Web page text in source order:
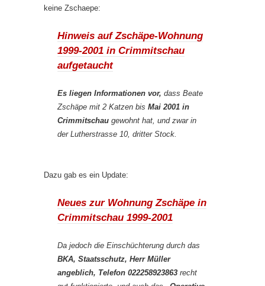
keine Zschaepe:
Hinweis auf Zschäpe-Wohnung
1999-2001 in Crimmitschau
aufgetaucht
Es liegen Informationen vor, dass Beate
Zschäpe mit 2 Katzen bis Mai 2001 in
Crimmitschau gewohnt hat, und zwar in
der Lutherstrasse 10, dritter Stock.
Dazu gab es ein Update:
Neues zur Wohnung Zschäpe in
Crimmitschau 1999-2001
Da jedoch die Einschüchterung durch das
BKA, Staatsschutz, Herr Müller
angeblich, Telefon 022258923863 recht